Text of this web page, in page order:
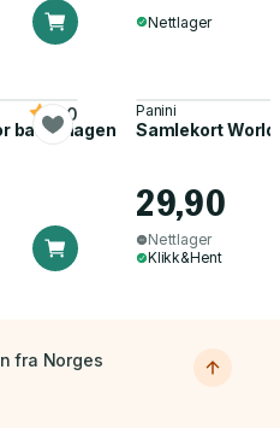
Nettlager
barnehagen
5.0 Panini
Samlekort
29,90
Nettlager
Klikk&Hent
fra Norges